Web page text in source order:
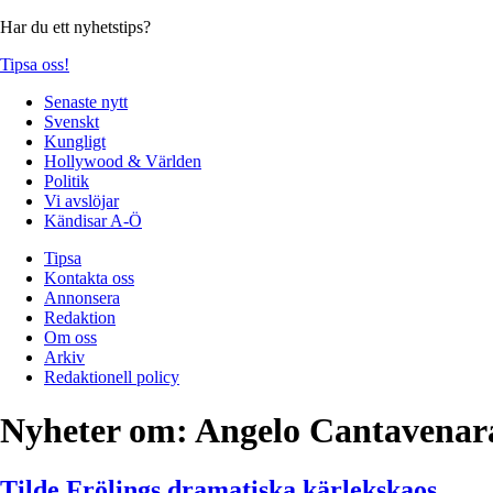
Har du ett nyhetstips?
Tipsa oss!
Senaste nytt
Svenskt
Kungligt
Hollywood & Världen
Politik
Vi avslöjar
Kändisar A-Ö
Tipsa
Kontakta oss
Annonsera
Redaktion
Om oss
Arkiv
Redaktionell policy
Nyheter om: Angelo